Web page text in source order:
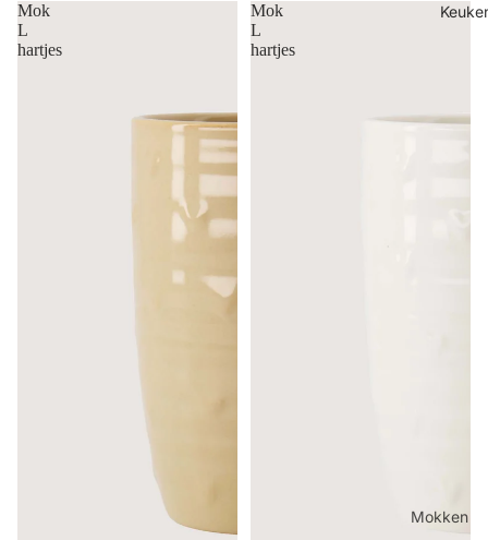
Mokken
Mok
L
hartjes
Mok
L
hartjes